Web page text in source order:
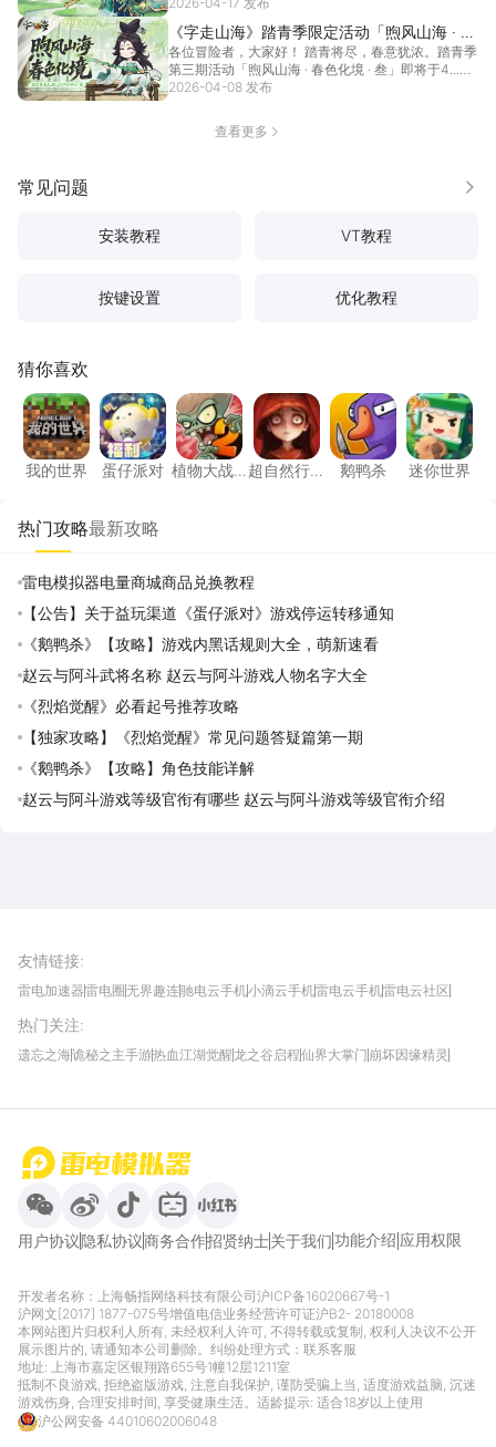
《字走山海》踏青季限定活动「煦风山海 · 春
色化境 ·叁」即将开启！
各位冒险者，大家好！ 踏青将尽，春意犹浓。踏青季
第三期活动「煦风山海 · 春色化境 · 叁」即将于4...
[详情]
2026-04-08 发布
查看更多
常见问题 更多
安装教程 VT教程
按键设置 优化教程
猜你喜欢
我的世界
我的世界
蛋仔派对
蛋仔派对
植物大战僵尸2高清版
植物大战
超自然行动组
超自然行
鹅鸭杀
鹅鸭杀
迷你世
迷你世界
热门攻略最新攻略
雷电模拟器电量商城商品兑换教程
【公告】关于益玩渠道《蛋仔派对》游戏停运转移通知
《鹅鸭杀》【攻略】游戏内黑话规则大全，萌新速看
赵云与阿斗武将名称 赵云与阿斗游戏人物名字大全
《烈焰觉醒》必看起号推荐攻略
【独家攻略】《烈焰觉醒》常见问题答疑篇第一期
《鹅鸭杀》【攻略】角色技能详解
赵云与阿斗游戏等级官衔有哪些 赵云与阿斗游戏等级官衔介绍
友情链接:
雷电加速器雷电圈无界趣连驰电云手机小滴云手机雷电云手机雷电云社区
我爱vr网华军软件园
热门关注:
遗忘之海诡秘之主手游热血江湖觉醒龙之谷启程仙界大掌门 崩坏因缘精灵
用户协议隐私协议商务合作招贤纳士关于我们功能介绍 应用权限
开发者名称：上海畅指网络科技有限公司沪ICP备16020667号-1
沪网文[2017] 1877-075号增值电信业务经营许可证沪B2- 20180008
本网站图片归权利人所有, 未经权利人许可, 不得转载或复制, 权利人决议不公开
展示图片的, 请通知本公司删除。纠纷处理方式： 联系客服
地址: 上海市嘉定区银翔路655号1幢12层1211室
抵制不良游戏, 拒绝盗版游戏, 注意自我保护, 谨防受骗上当, 适度游戏益脑, 沉迷
游戏伤身, 合理安排时间, 享受健康生活。适龄提示: 适合18岁以上使用
沪公网安备 44010602006048
首页
微信
微博 抖音 哔哩哔哩